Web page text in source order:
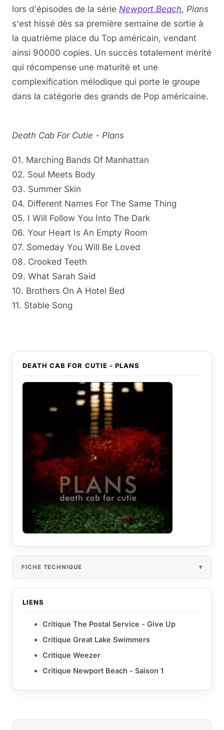
lors d'épisodes de la série Newport Beach, Plans
s'est hissé dès sa première semaine de sortie à
la quatrième place du Top américain, vendant
ainsi 90000 copies. Un succès totalement mérité
qui récompense une maturité et une
complexification mélodique qui porte le groupe
dans la catégorie des grands de Pop américaine.
Death Cab For Cutie - Plans
01. Marching Bands Of Manhattan
02. Soul Meets Body
03. Summer Skin
04. Different Names For The Same Thing
05. I Will Follow You Into The Dark
06. Your Heart Is An Empty Room
07. Someday You Will Be Loved
08. Crooked Teeth
09. What Sarah Said
10. Brothers On A Hotel Bed
11. Stable Song
DEATH CAB FOR CUTIE - PLANS
FICHE TECHNIQUE
LIENS
Critique The Postal Service - Give Up
Critique Great Lake Swimmers
Critique Weezer
Critique Newport Beach - Saison 1